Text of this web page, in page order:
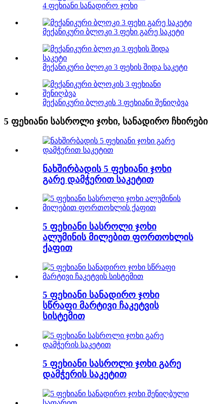
4 ფეხიანი სანადირო ჯოხი
მექანიკური ბლოკი 3 ფეხი გარე საკეტი
მექანიკური ბლოკი 3 ფეხის შიდა საკეტი
მექანიკური ბლოკის 3 ფეხიანი შენიღბვა
5 ფეხიანი სასროლი ჯოხი, სანადირო ჩხირები
ნახშირბადის 5 ფეხიანი ჯოხი
გარე დამჭერით საკეტით
5 ფეხიანი სასროლი ჯოხი
ალუმინის მილებით ფორთოხლის
ქაფით
5 ფეხიანი სანადირო ჯოხი
სწრაფი მარტივი ჩაკეტვის
სისტემით
5 ფეხიანი სასროლი ჯოხი გარე
დამჭერის საკეტით